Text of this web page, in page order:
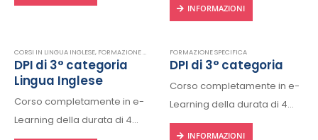
fine corso con protocollo
univoco di riconscimento.
dispositivo connesso a
Rilascio regolare attestato a
fine corso con protocollo
univoco di riconscimento.
INFORMAZIONI
CORSI IN LINGUA INGLESE, FORMAZIONE SPECIFICA
DPI di 3° categoria
Lingua Inglese
Corso completamente in e-
Learning della durata di 4
FORMAZIONE SPECIFICA
DPI di 3° categoria
Corso completamente in e-
Learning della durata di 4
ore, fruibile 24/24h da ogni
INFORMAZIONI